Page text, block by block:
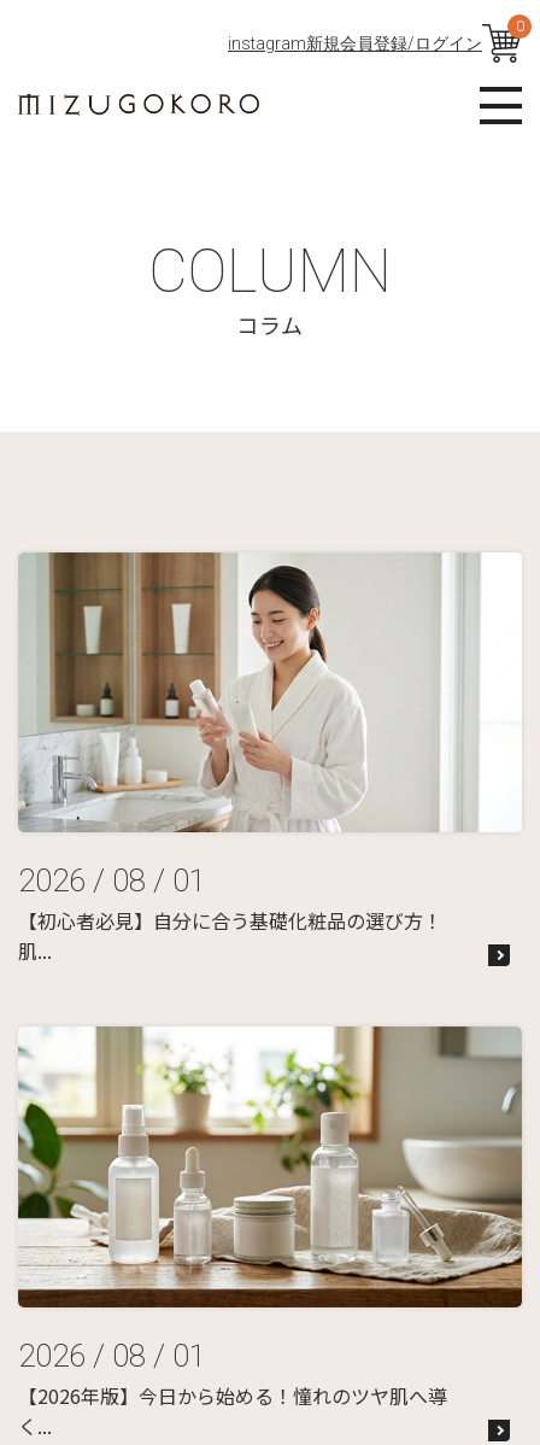
instagram新規会員登録/ログイン
0
COLUMN
コラム
2026 / 08 / 01
【初心者必見】自分に合う基礎化粧品の選び方！
肌...
2026 / 08 / 01
【2026年版】今日から始める！憧れのツヤ肌へ導
く...